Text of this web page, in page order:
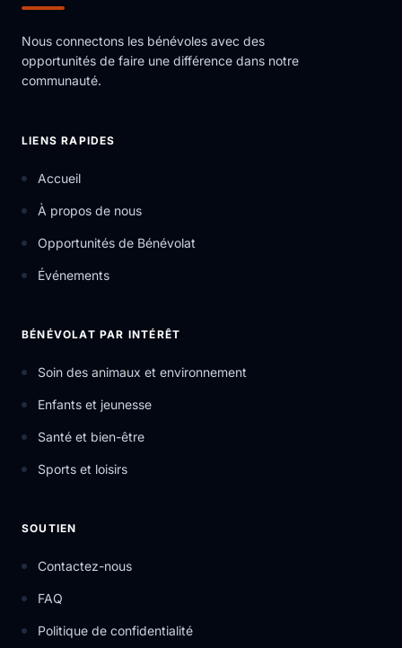
Nous connectons les bénévoles avec des
opportunités de faire une différence dans notre
communauté.
LIENS RAPIDES
Accueil
À propos de nous
Opportunités de Bénévolat
Événements
BÉNÉVOLAT PAR INTÉRÊT
Soin des animaux et environnement
Enfants et jeunesse
Santé et bien-être
Sports et loisirs
SOUTIEN
Contactez-nous
FAQ
Politique de confidentialité